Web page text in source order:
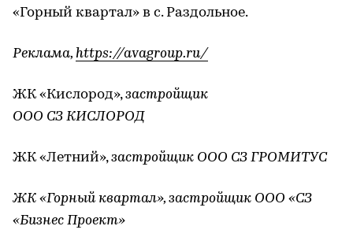
«Горный квартал» в с. Раздольное.
Реклама, https://avagroup.ru/
ЖК «Кислород»,застройщик
ООО СЗ КИСЛОРОД
ЖК «Летний»,застройщик ООО СЗ ГРОМИТУС
ЖК «Горный квартал», застройщик ООО «СЗ
«Бизнес Проект»